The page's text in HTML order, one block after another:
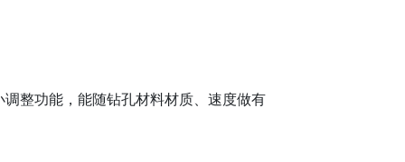
整功能，能随钻孔材料材质、速度做有